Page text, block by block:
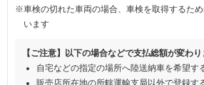
※車検の切れた車両の場合、車検を取得するた
います
【ご注意】以下の場合などで支払総額が変わり
自宅などの指定の場所へ陸送納車を希望す
販売店所在地の所轄運輸支局以外で登録す